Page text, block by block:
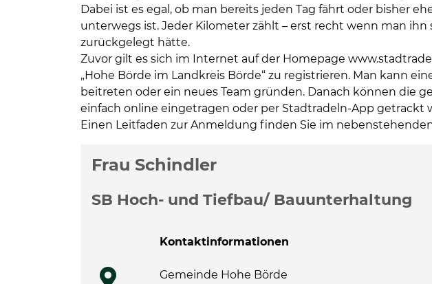
Dabei ist es egal, ob man bereits jeden Tag fährt oder bisher
unterwegs ist. Jeder Kilometer zählt – erst recht wenn man
zurückgelegt hätte.
Zuvor gilt es sich im Internet auf der Homepage
„Hohe Börde im Landkreis Börde“ zu registrieren. Man kann
beitreten oder ein neues Team gründen. Danach können die
einfach online eingetragen oder per Stadtradeln-App getrackt
Einen Leitfaden zur Anmeldung finden Sie im
Weitere Informationen
Frau Schindler
SB Hoch- und Tiefbau/ Bauunterhaltung
Kontaktinformationen
Gemeinde Hohe Börde